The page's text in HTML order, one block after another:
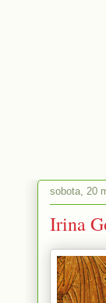
sobota, 20
Irina